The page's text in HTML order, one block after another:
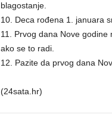
blagostanje.
10. Deca rođena 1. januara
11. Prvog dana Nove
ako se to radi.
12. Pazite da prvog dana
(24sata.hr)